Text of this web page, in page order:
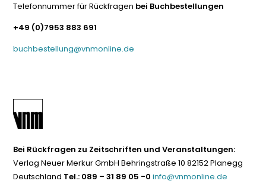
Telefonnummer für Rückfragen bei Buchbestellungen
+49 (0)7953 883 691
buchbestellung@vnmonline.de
Bei Rückfragen zu Zeitschriften und Veranstaltungen:
Verlag Neuer Merkur GmbH Behringstraße 10 82152 Planegg
Deutschland Tel.: 089 – 31 89 05 -0 info@vnmonline.de